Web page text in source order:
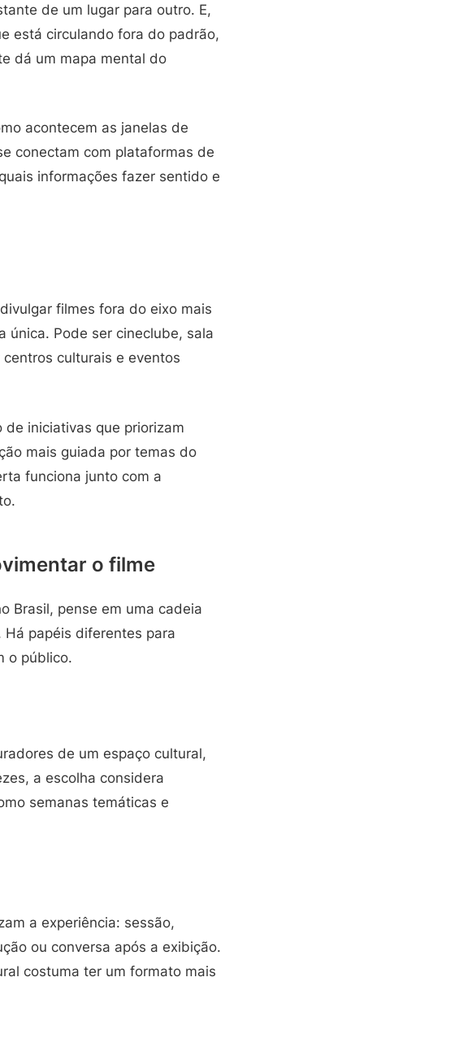
de um lugar para outro. E,
está circulando fora do padrão,
dá um mapa mental do
acontecem as janelas de
conectam com plataformas de
informações fazer sentido e
filmes fora do eixo mais
única. Pode ser cineclube, sala
culturais e eventos
iniciativas que priorizam
mais guiada por temas do
funciona junto com a
o filme
Brasil, pense em uma cadeia
papéis diferentes para
o público.
de um espaço cultural,
a escolha considera
semanas temáticas e
a experiência: sessão,
ou conversa após a exibição.
costuma ter um formato mais